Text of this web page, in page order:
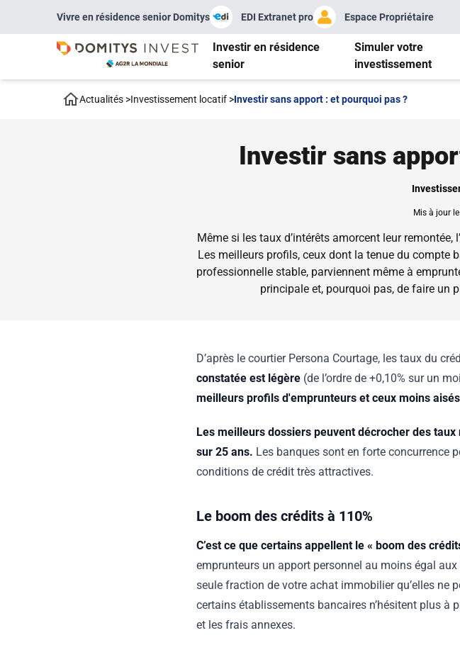
Vivre en résidence senior Domitys EDI Extranet pro Espace Propriétaire
Investir en résidence
senior
Simuler votre
investissement
Actualités >Investissement locatif >Investir sans apport : et pourquoi pas ?
Investir sans
Mis à jour
Même si les taux d’intérêts amorcent leur remontée,
Les meilleurs profils, ceux dont la tenue du compte
professionnelle stable, parviennent même à
principale et, pourquoi pas, de faire un
D’après le courtier Persona Courtage, les taux du
constatée est légère (de l’ordre de +0,10% sur un
meilleurs profils d'emprunteurs et ceux moins
Les meilleurs dossiers peuvent décrocher des taux
sur 25 ans. Les banques sont en forte concurrence
conditions de crédit très attractives.
Le boom des crédits à 110%
C’est ce que certains appellent le « boom des
emprunteurs un apport personnel au moins égal
seule fraction de votre achat immobilier qu’elles ne
certains établissements bancaires n’hésitent plus
et les frais annexes.